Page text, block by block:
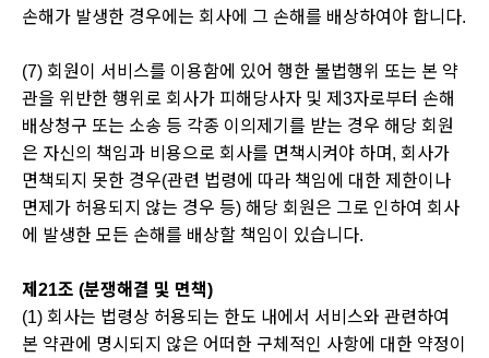
손해가 발생한 경우에는 회사에 그 손해를 배상하여야 합니다.
(7) 회원이 서비스를 이용함에 있어 행한 불법행위 또는 본 약
관을 위반한 행위로 회사가 피해당사자 및 제3자로부터 손해
배상청구 또는 소송 등 각종 이의제기를 받는 경우 해당 회원
은 자신의 책임과 비용으로 회사를 면책시켜야 하며, 회사가
면책되지 못한 경우(관련 법령에 따라 책임에 대한 제한이나
면제가 허용되지 않는 경우 등) 해당 회원은 그로 인하여 회사
에 발생한 모든 손해를 배상할 책임이 있습니다.
제21조 (분쟁해결 및 면책)
(1) 회사는 법령상 허용되는 한도 내에서 서비스와 관련하여
본 약관에 명시되지 않은 어떠한 구체적인 사항에 대한 약정이